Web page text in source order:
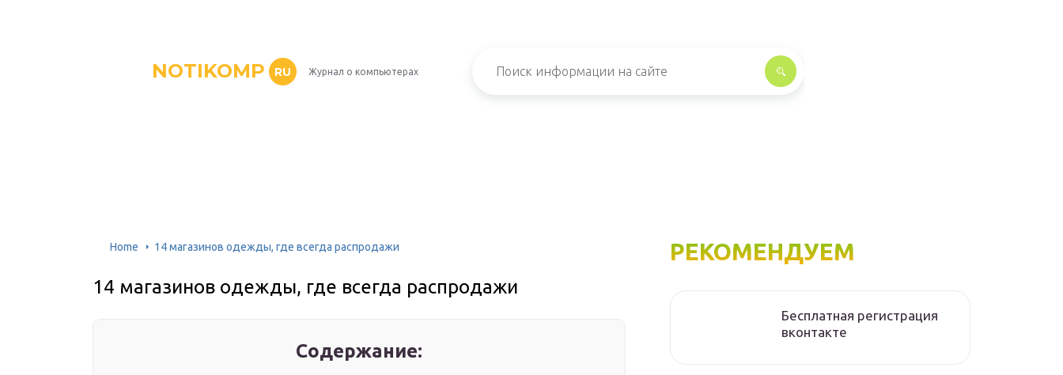
NOTIKOMP RU Журнал о компьютерах
Home 14 магазинов одежды, где всегда распродажи
14 магазинов одежды, где всегда распродажи
Содержание:
РЕКОМЕНДУЕМ
Бесплатная регистрация
вконтакте